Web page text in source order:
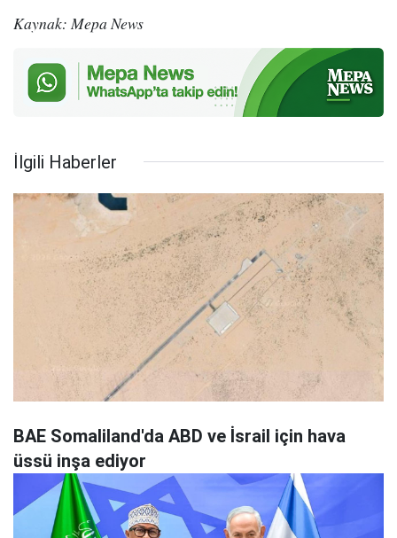
Kaynak: Mepa News
İlgili Haberler
BAE Somaliland'da ABD ve İsrail için hava
üssü inşa ediyor